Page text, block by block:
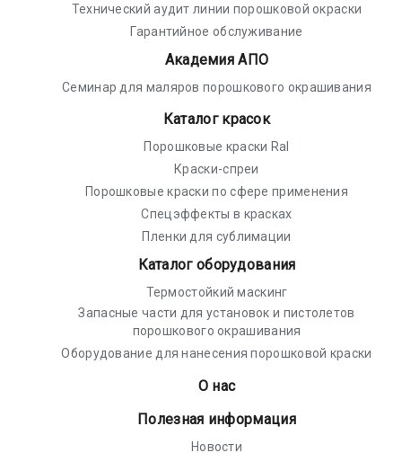
Технический аудит линии порошковой окраски
Гарантийное обслуживание
Академия АПО
Семинар для маляров порошкового окрашивания
Каталог красок
Порошковые краски Ral
Краски-спреи
Порошковые краски по сфере применения
Спецэффекты в красках
Пленки для сублимации
Каталог оборудования
Термостойкий маскинг
Запасные части для установок и пистолетов
порошкового окрашивания
Оборудование для нанесения порошковой краски
О нас
Полезная информация
Новости